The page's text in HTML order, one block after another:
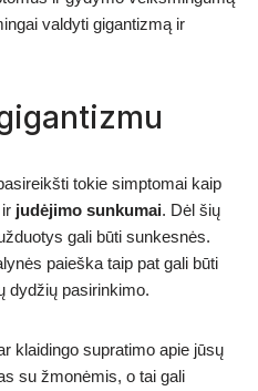
valdyti gigantizmą ir
tokie simptomai kaip
judėjimo sunkumai. Dėl šių
gali būti sunkesnės.
paieška taip pat gali būti
dydžių pasirinkimo.
klaidingo supratimo apie jūsų
su žmonėmis, o tai gali